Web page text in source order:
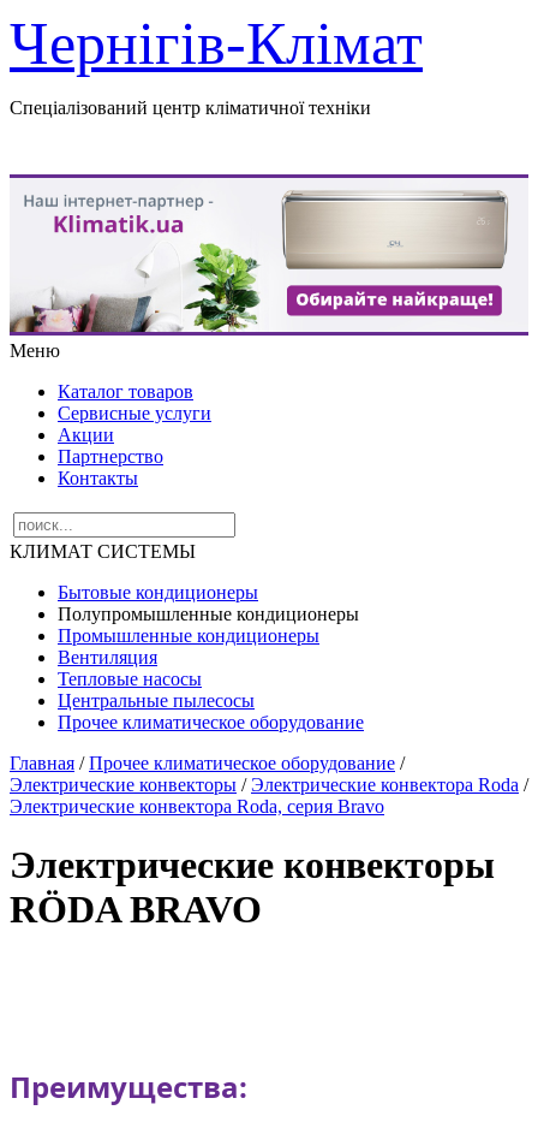
Чернігів-Клімат
Спеціалізований центр кліматичної техніки
Меню
Каталог товаров
Сервисные услуги
Акции
Партнерство
Контакты
КЛИМАТ СИСТЕМЫ
Бытовые кондиционеры
Полупромышленные кондиционеры
Промышленные кондиционеры
Вентиляция
Тепловые насосы
Центральные пылесосы
Прочее климатическое оборудование
Главная /Прочее климатическое оборудование /
Электрические конвекторы /Электрические конвектора Roda /
Электрические конвектора Roda, серия Bravo
Электрические конвекторы
RÖDA BRAVO
Преимущества: